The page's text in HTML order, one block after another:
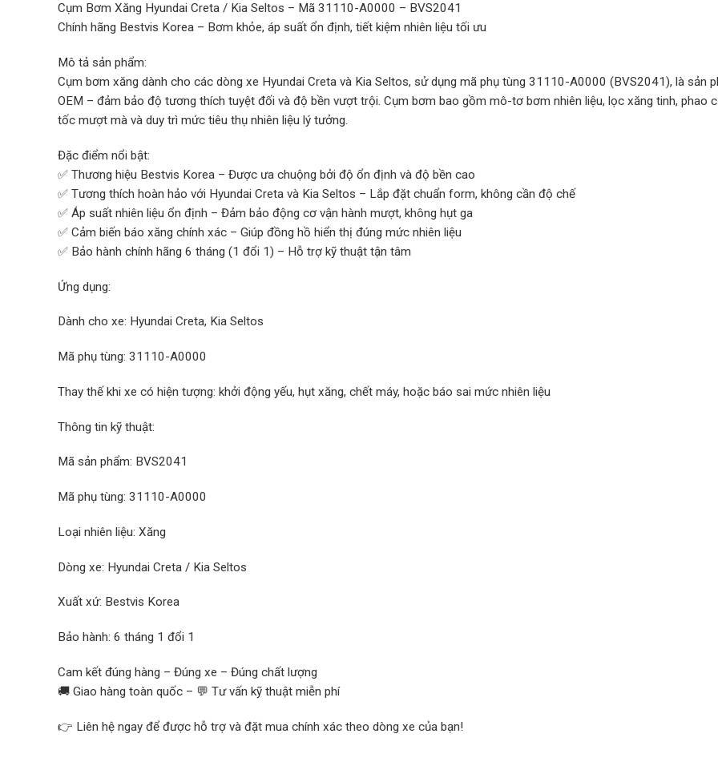
Cụm Bơm Xăng Hyundai Creta / Kia Seltos – Mã 31110-A0000 – BVS2041
Chính hãng Bestvis Korea – Bơm khỏe, áp suất ổn định, tiết kiệm nhiên liệu tối ưu
Mô tả sản phẩm:
Cụm bơm xăng dành cho các dòng xe Hyundai Creta và Kia Seltos, sử dụng mã phụ tùng 31110-A0000 (BVS2041), là sản
OEM – đảm bảo độ tương thích tuyệt đối và độ bền vượt trội. Cụm bơm bao gồm mô-tơ bơm nhiên liệu, lọc xăng tinh, phao
tốc mượt mà và duy trì mức tiêu thụ nhiên liệu lý tưởng.
Đặc điểm nổi bật:
✅ Thương hiệu Bestvis Korea – Được ưa chuộng bởi độ ổn định và độ bền cao
✅ Tương thích hoàn hảo với Hyundai Creta và Kia Seltos – Lắp đặt chuẩn form, không cần độ chế
✅ Áp suất nhiên liệu ổn định – Đảm bảo động cơ vận hành mượt, không hụt ga
✅ Cảm biến báo xăng chính xác – Giúp đồng hồ hiển thị đúng mức nhiên liệu
✅ Bảo hành chính hãng 6 tháng (1 đổi 1) – Hỗ trợ kỹ thuật tận tâm
Ứng dụng:
Dành cho xe: Hyundai Creta, Kia Seltos
Mã phụ tùng: 31110-A0000
Thay thế khi xe có hiện tượng: khởi động yếu, hụt xăng, chết máy, hoặc báo sai mức nhiên liệu
Thông tin kỹ thuật:
Mã sản phẩm: BVS2041
Mã phụ tùng: 31110-A0000
Loại nhiên liệu: Xăng
Dòng xe: Hyundai Creta / Kia Seltos
Xuất xứ: Bestvis Korea
Bảo hành: 6 tháng 1 đổi 1
Cam kết đúng hàng – Đúng xe – Đúng chất lượng
🚚 Giao hàng toàn quốc – 💬 Tư vấn kỹ thuật miễn phí
👉 Liên hệ ngay để được hỗ trợ và đặt mua chính xác theo dòng xe của bạn!